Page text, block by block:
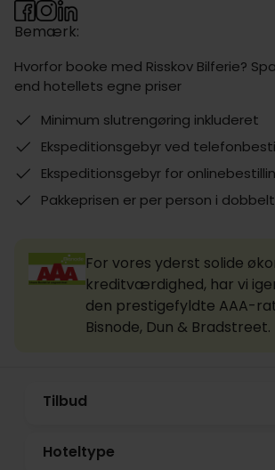
Bemærk:
Hvorfor booke med Risskov Bilferie?
end hotellets egne priser
Minimum slutrengøring inkluderet
Ekspeditionsgebyr ved
Ekspeditionsgebyr for
Pakkeprisen er per person i
For vores yderst solide
kreditværdighed, har vi
den prestigefyldte AAA-
Bisnode, Dun & Bradstreet.
Tilbud
Hoteltype